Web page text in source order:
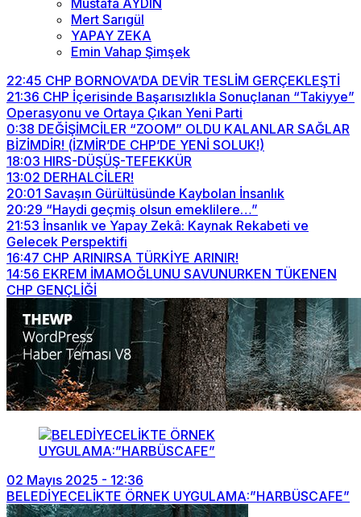
Mustafa AYDIN
Mert Sarıgül
YAPAY ZEKA
Emin Vahap Şimşek
22:45 CHP BORNOVA’DA DEVİR TESLİM GERÇEKLEŞTİ
21:36 CHP İçerisinde Başarısızlıkla Sonuçlanan “Takiyye”
Operasyonu ve Ortaya Çıkan Yeni Parti
0:38 DEĞİŞİMCİLER “ZOOM” OLDU KALANLAR SAĞLAR
BİZİMDİR! (İZMİR’DE CHP’DE YENİ SOLUK!)
18:03 HIRS-DÜŞÜŞ-TEFEKKÜR
13:02 DERHALCİLER!
20:01 Savaşın Gürültüsünde Kaybolan İnsanlık
20:29 “Haydi geçmiş olsun emeklilere…”
21:53 İnsanlık ve Yapay Zekâ: Kaynak Rekabeti ve
Gelecek Perspektifi
16:47 CHP ARINIRSA TÜRKİYE ARINIR!
14:56 EKREM İMAMOĞLUNU SAVUNURKEN TÜKENEN
CHP GENÇLİĞİ
02 Mayıs 2025 - 12:36
BELEDİYECELİKTE ÖRNEK UYGULAMA:”HARBÜSCAFE”